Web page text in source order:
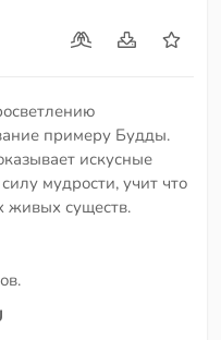
примеру Будды.
искусные
мудрости, учит что
живых существ.